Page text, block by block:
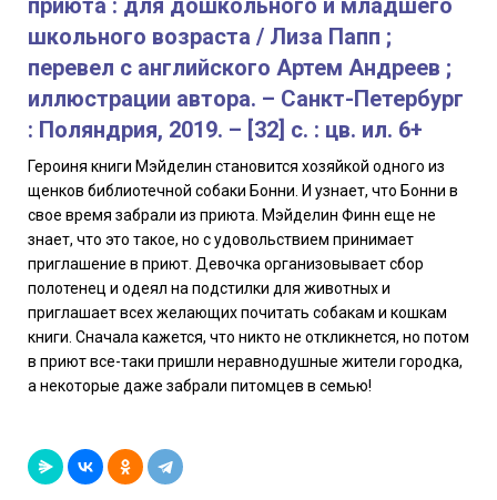
приюта : для дошкольного и младшего
школьного возраста / Лиза Папп ;
перевел с английского Артем Андреев ;
иллюстрации автора. – Санкт-Петербург
: Поляндрия, 2019. – [32] с. : цв. ил. 6+
Героиня книги Мэйделин становится хозяйкой одного из
щенков библиотечной собаки Бонни. И узнает, что Бонни в
свое время забрали из приюта. Мэйделин Финн еще не
знает, что это такое, но с удовольствием принимает
приглашение в приют. Девочка организовывает сбор
полотенец и одеял на подстилки для животных и
приглашает всех желающих почитать собакам и кошкам
книги. Сначала кажется, что никто не откликнется, но потом
в приют все-таки пришли неравнодушные жители городка,
а некоторые даже забрали питомцев в семью!